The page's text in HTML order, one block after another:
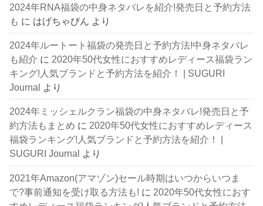
2024年RNA福袋の中身ネタバレを紹介!発売日と予約方法
も に はげちゃびん より
2024年ルートート福袋の発売日と予約方法!中身ネタバレ
も紹介 に 2020年50代女性におすすめレディース福袋ラン
キング!人気ブランドと予約方法を紹介！ | SUGURI
Journal より
2024年ミッシェルクラン福袋の中身ネタバレ!発売日と予
約方法もまとめ に 2020年50代女性におすすめレディース
福袋ランキング!人気ブランドと予約方法を紹介！ |
SUGURI Journal
より
2021年Amazon(アマゾン)セール時期はいつからいつま
で?事前通知を受け取る方法も! に 2020年50代女性におす